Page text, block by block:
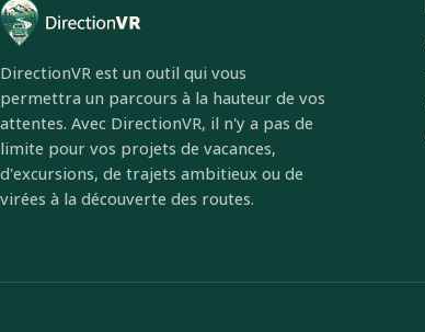
DirectionVR est un outil qui vous
permettra un parcours à la hauteur de vos
attentes. Avec DirectionVR, il n'y a pas de
limite pour vos projets de vacances,
d'excursions, de trajets ambitieux ou de
virées à la découverte des routes.